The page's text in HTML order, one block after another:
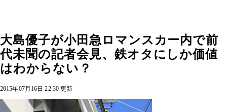
大島優子が小田急ロマンスカー内で前
代未聞の記者会見、鉄オタにしか価値
はわからない？
2015年07月16日 22:30 更新